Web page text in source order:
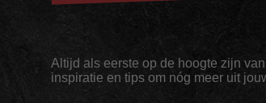
Altijd als eerste op de hoogte zijn
inspiratie en tips om nóg meer uit